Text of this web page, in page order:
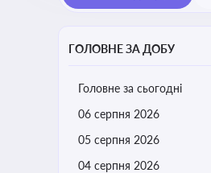
ГОЛОВНЕ ЗА ДОБУ
Головне за сьогодні
06 серпня 2026
05 серпня 2026
04 серпня 2026